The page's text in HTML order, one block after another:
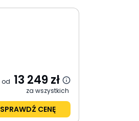
od 13 249 zł
za wszystkich
SPRAWDŹ CENĘ